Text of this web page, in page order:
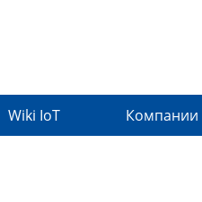
Wiki IoT Компании